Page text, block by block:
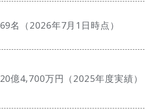
69名（2026年7月1日時点）
20億4,700万円（2025年度実績）